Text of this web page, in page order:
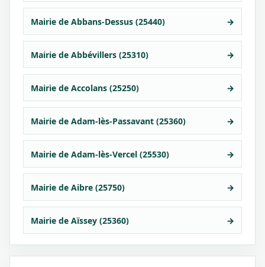
Mairie de Abbans-Dessus (25440) →
Mairie de Abbévillers (25310) →
Mairie de Accolans (25250) →
Mairie de Adam-lès-Passavant (25360) →
Mairie de Adam-lès-Vercel (25530) →
Mairie de Aibre (25750) →
Mairie de Aïssey (25360) →